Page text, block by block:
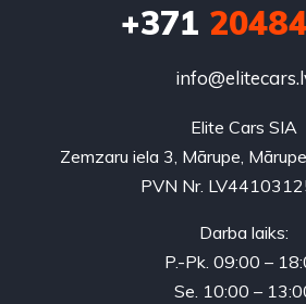
+371
Elite Cars SIA
Zemzaru iela 3, Mārupe,
PVN Nr.
Darba laiks:
P.-Pk. 09:00 –
Se. 10:00 –